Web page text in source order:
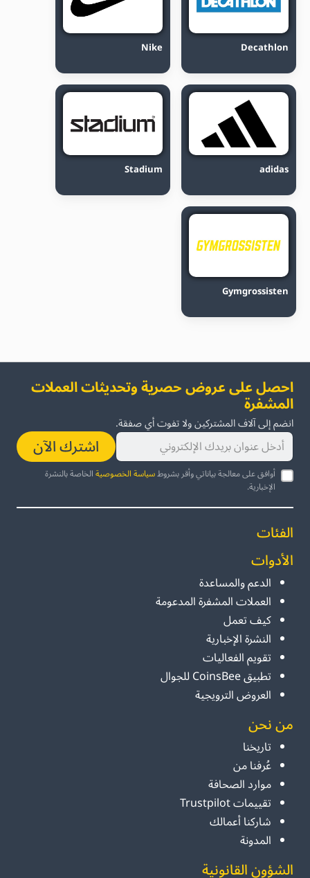
Decathlon
Nike
adidas
Stadium
Gymgrossisten
احصل على عروض حصرية وتحديثات العملات
المشفرة
انضم إلى آلاف المشتركين ولا تفوت أي صفقة.
اشترك الآن
أوافق على معالجة بياناتي وأقر بشروطسياسة الخصوصيةالخاصة بالنشرة
الإخبارية.
الفئات
الأدوات
الدعم والمساعدة
العملات المشفرة المدعومة
كيف تعمل
النشرة الإخبارية
تقويم الفعاليات
تطبيق CoinsBee للجوال
العروض الترويجية
من نحن
تاريخنا
عُرفنا من
موارد الصحافة
تقييمات Trustpilot
شاركنا أعمالك
المدونة
الشؤون القانونية